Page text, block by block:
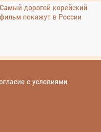
Самый дорогой корейский
фильм покажут в России
с условиями